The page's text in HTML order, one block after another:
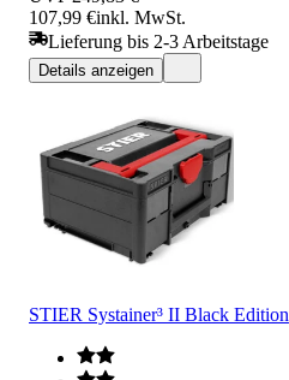
107,99 €inkl. MwSt.
Lieferung bis 2-3 Arbeitstage
Details anzeigen
STIER Systainer³ II Black Edition